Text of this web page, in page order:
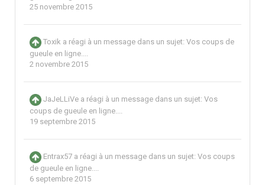
25 novembre 2015
Toxik a réagi à un message dans un sujet: Vos coups de
gueule en ligne....
2 novembre 2015
JaJeLLiVe a réagi à un message dans un sujet: Vos
coups de gueule en ligne....
19 septembre 2015
Entrax57 a réagi à un message dans un sujet: Vos coups
de gueule en ligne....
6 septembre 2015